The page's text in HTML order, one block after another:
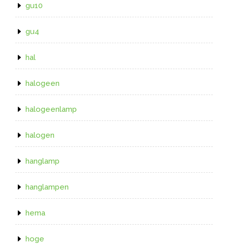
gu10
gu4
hal
halogeen
halogeenlamp
halogen
hanglamp
hanglampen
hema
hoge